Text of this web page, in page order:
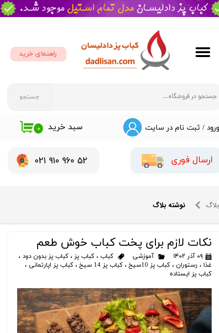
جستجو
راهنمای خرید
/ ثبت نام در سایت
حساب کاربری من
تغییر گذر واژه
۰ سبد خرید
​​021 910 960 52 ارسال فوری
بلاگ نوشته بلاگ
نکات لازم برای پخت کباب خوش طعم
۰۹ آذر ۱۴۰۲ آموزشی کباب ، کباب پز ، کباب پز بدون دود ،
غذا ، رستوران ، کباب پز 10سیخ ، کباب پز 14 سیخ ، کباب پز اپارتمانی ،
کباب پز ایستاده